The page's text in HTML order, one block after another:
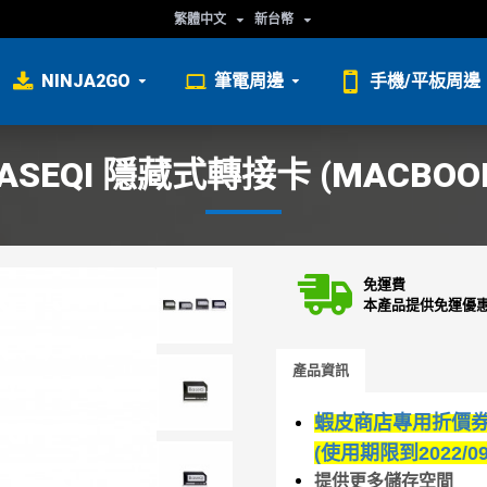
繁體中文 新台幣
NINJA2GO 筆電周邊 手機/平板周邊
隱藏式轉接卡
免運費
本產品提供免運優
產品資訊
蝦皮商店專用折價
(使用期限到2022/
提供更多儲存空間